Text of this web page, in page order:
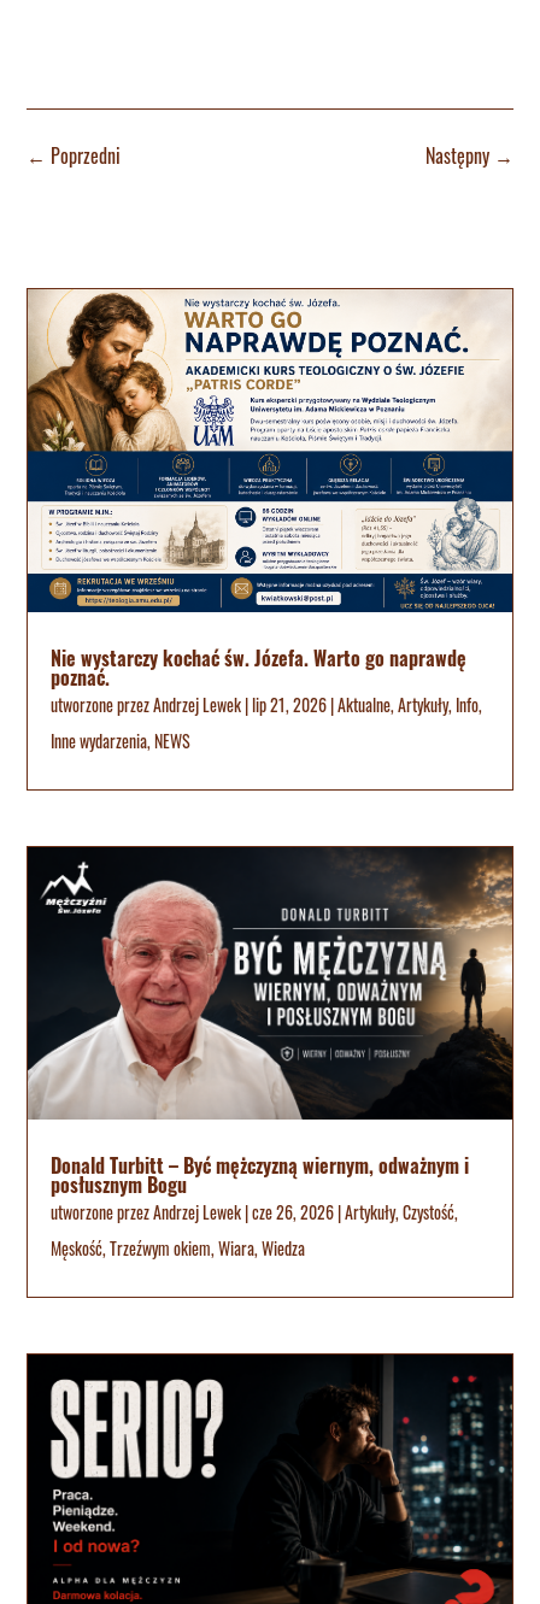
← Poprzedni Następny→
Nie wystarczy kochać św. Józefa. Warto go naprawdę
poznać.
utworzone przezAndrzej Lewek|lip 21, 2026|Aktualne,Artykuły, Info,
Inne wydarzenia,NEWS
Donald Turbitt – Być mężczyzną wiernym, odważnym i
posłusznym Bogu
utworzone przezAndrzej Lewek|cze 26, 2026|Artykuły,Czystość,
Męskość,Trzeźwym okiem,Wiara,Wiedza